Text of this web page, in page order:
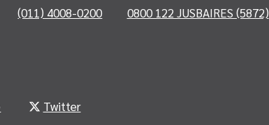
(011) 4008-0200 0800 122 JUSBAIRES (5872)
Twitter